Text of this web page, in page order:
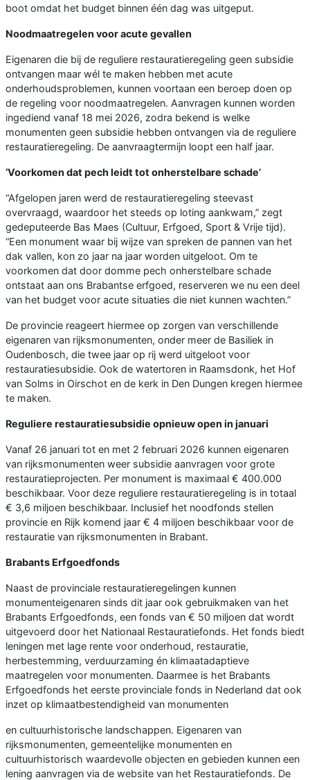
boot omdat het budget binnen één dag was uitgeput.
Noodmaatregelen voor acute gevallen
Eigenaren die bij de reguliere restauratieregeling geen subsidie
ontvangen maar wél te maken hebben met acute
onderhoudsproblemen, kunnen voortaan een beroep doen op
de regeling voor noodmaatregelen. Aanvragen kunnen worden
ingediend vanaf 18 mei 2026, zodra bekend is welke
monumenten geen subsidie hebben ontvangen via de reguliere
restauratieregeling. De aanvraagtermijn loopt een half jaar.
‘Voorkomen dat pech leidt tot onherstelbare schade’
“Afgelopen jaren werd de restauratieregeling steevast
overvraagd, waardoor het steeds op loting aankwam,” zegt
gedeputeerde Bas Maes (Cultuur, Erfgoed, Sport & Vrije tijd).
“Een monument waar bij wijze van spreken de pannen van het
dak vallen, kon zo jaar na jaar worden uitgeloot. Om te
voorkomen dat door domme pech onherstelbare schade
ontstaat aan ons Brabantse erfgoed, reserveren we nu een deel
van het budget voor acute situaties die niet kunnen wachten.”
De provincie reageert hiermee op zorgen van verschillende
eigenaren van rijksmonumenten, onder meer de Basiliek in
Oudenbosch, die twee jaar op rij werd uitgeloot voor
restauratiesubsidie. Ook de watertoren in Raamsdonk, het Hof
van Solms in Oirschot en de kerk in Den Dungen kregen hiermee
te maken.
Reguliere restauratiesubsidie opnieuw open in januari
Vanaf 26 januari tot en met 2 februari 2026 kunnen eigenaren
van rijksmonumenten weer subsidie aanvragen voor grote
restauratieprojecten. Per monument is maximaal € 400.000
beschikbaar. Voor deze reguliere restauratieregeling is in totaal
€ 3,6 miljoen beschikbaar. Inclusief het noodfonds stellen
provincie en Rijk komend jaar € 4 miljoen beschikbaar voor de
restauratie van rijksmonumenten in Brabant.
Brabants Erfgoedfonds
Naast de provinciale restauratieregelingen kunnen
monumenteigenaren sinds dit jaar ook gebruikmaken van het
Brabants Erfgoedfonds, een fonds van € 50 miljoen dat wordt
uitgevoerd door het Nationaal Restauratiefonds. Het fonds biedt
leningen met lage rente voor onderhoud, restauratie,
herbestemming, verduurzaming én klimaatadaptieve
maatregelen voor monumenten. Daarmee is het Brabants
Erfgoedfonds het eerste provinciale fonds in Nederland dat ook
inzet op klimaatbestendigheid van monumenten
en cultuurhistorische landschappen. Eigenaren van
rijksmonumenten, gemeentelijke monumenten en
cultuurhistorisch waardevolle objecten en gebieden kunnen een
lening aanvragen via de website van het Restauratiefonds. De